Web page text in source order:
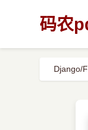
码农
Django/